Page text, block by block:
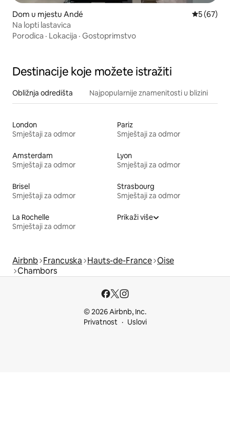
Dom u mjestu Andé Prosječna
5 (67)
Na lopti lastavica
Porodica · Lokacija · Gostoprimstvo
Destinacije koje možete istražiti
Obližnja odredišta Najpopularnije znamenitosti u blizini
London
Smještaji za odmor
Pariz
Smještaji za odmor
Amsterdam
Smještaji za odmor
Lyon
Smještaji za odmor
Brisel
Smještaji za odmor
Strasbourg
Smještaji za odmor
La Rochelle
Smještaji za odmor
Prikaži više
Airbnb Francuska Hauts-de-France Oise
Chambors
© 2026 Airbnb, Inc.
Privatnost
Uslovi